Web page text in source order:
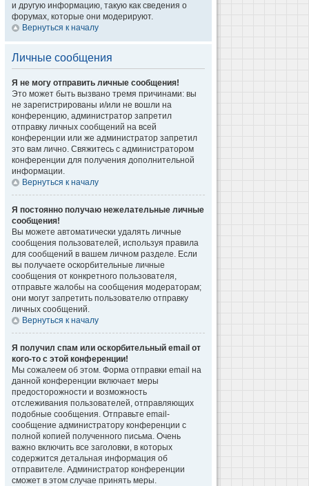
и другую информацию, такую как сведения о
форумах, которые они модерируют.
Вернуться к началу
Личные сообщения
Я не могу отправить личные сообщения!
Это может быть вызвано тремя причинами: вы
не зарегистрированы и/или не вошли на
конференцию, администратор запретил
отправку личных сообщений на всей
конференции или же администратор запретил
это вам лично. Свяжитесь с администратором
конференции для получения дополнительной
информации.
Вернуться к началу
Я постоянно получаю нежелательные личные
сообщения!
Вы можете автоматически удалять личные
сообщения пользователей, используя правила
для сообщений в вашем личном разделе. Если
вы получаете оскорбительные личные
сообщения от конкретного пользователя,
отправьте жалобы на сообщения модераторам;
они могут запретить пользователю отправку
личных сообщений.
Вернуться к началу
Я получил спам или оскорбительный email от
кого-то с этой конференции!
Мы сожалеем об этом. Форма отправки email на
данной конференции включает меры
предосторожности и возможность
отслеживания пользователей, отправляющих
подобные сообщения. Отправьте email-
сообщение администратору конференции с
полной копией полученного письма. Очень
важно включить все заголовки, в которых
содержится детальная информация об
отправителе. Администратор конференции
сможет в этом случае принять меры.